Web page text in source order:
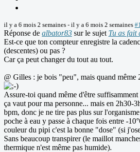
il y a 6 mois 2 semaines - il y a 6 mois 2 semaines
Réponse de albator83 sur le sujet Tu as fait
Est-ce que ton compteur enregistre la
(descentes) ou pas ?
Car ça peut changer du tout au tout.
@ Gilles : je bois "peu", mais quand même
Assure-toi quand même d'être
ça vaut pour ma personne... mais en 2h30-
bpm, donc je ne tire pas plus sur
poche à eau y passe à chaque fois entre -
couleur du pipi c'est la bonne "dose" (si
Sans beaucoup transpirer (le maillot
thermique n'est même pas humide).